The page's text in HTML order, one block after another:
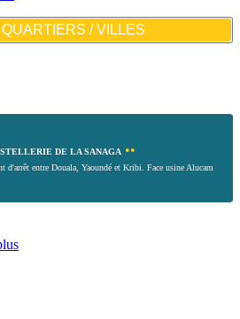
/ VILLES
DE LA SANAGA ••
d'arrêt entre Douala, Yaoundé et Kribi. Face usine Alucam